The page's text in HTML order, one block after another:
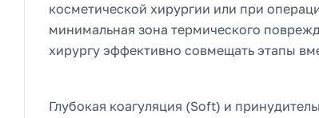
косметической хирургии или при
минимальная зона термического
хирургу эффективно совмещать этапы
Глубокая коагуляция (Soft) и